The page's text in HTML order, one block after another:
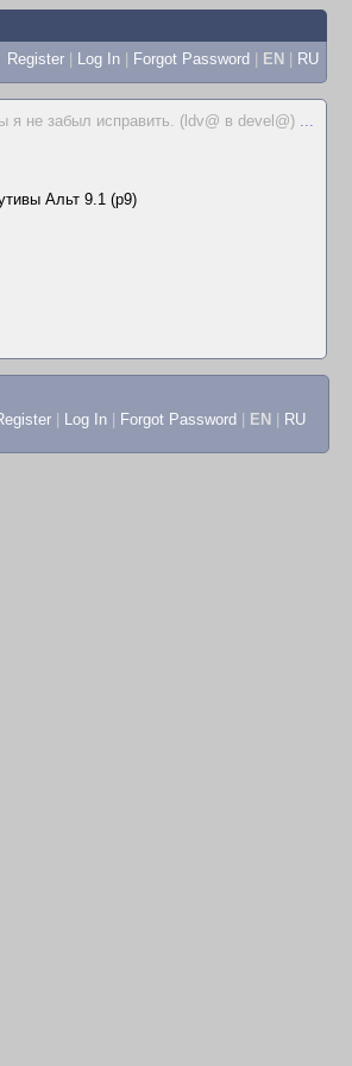
Register | Log In | Forgot Password | EN | RU
я не забыл исправить. (ldv@ в devel@) ...
Альт 9.1 (p9)
Log In Forgot Password EN RU